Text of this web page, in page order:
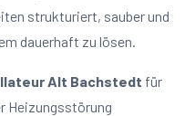
strukturiert, sauber und
dauerhaft zu lösen.
Alt Bachstedt für
Heizungsstörung